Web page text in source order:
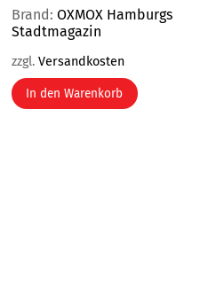
Brand: OXMOX Hamburgs
Stadtmagazin
zzgl. Versandkosten
In den Warenkorb